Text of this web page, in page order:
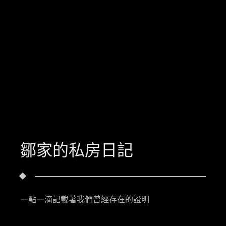
鄒家的私房日記
一點一滴記載著我們曾經存在的證明